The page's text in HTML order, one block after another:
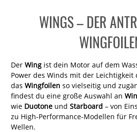
WINGS – DER
Der Wingist dein Motor auf dem
Power des Winds mit der Leichtigkeit
das Wingfoilen so vielseitig und
findest du eine große Auswahl an
wie Duotoneund Starboard – von
zu High-Performance-Modellen für
Wellen.